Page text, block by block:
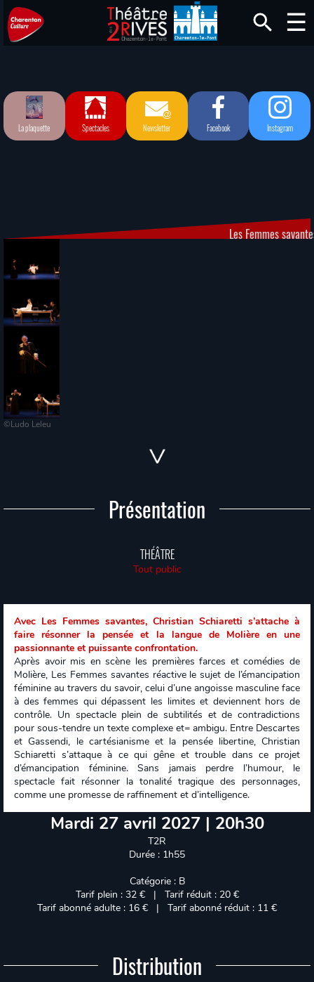
La plaquette Spectacles Newsletter Facebook Instagram
Les Femmes
©Ludo Leleu
Présentation
THÉÂTRE
Tout public
Avec Les Femmes savantes, Christian Schiaretti s’attache à
faire résonner la pensée et la langue de Molière en une
passionnante et puissante confrontation.
Après avoir mis en scène les premières farces et comédies de
Molière, Les Femmes savantes réactive le sujet de l’émancipation
féminine au travers du savoir, celui d’une angoisse masculine face
à des femmes qui dépassent les limites et deviennent hors de
contrôle. Un spectacle plein de subtilités et de contradictions
pour sous-tendre un texte complexe et= ambigu. Entre Descartes
et Gassendi, le cartésianisme et la pensée libertine, Christian
Schiaretti s’attaque à ce qui gêne et trouble dans ce projet
d’émancipation féminine. Sans jamais perdre l’humour, le
spectacle fait résonner la tonalité tragique des personnages,
comme une promesse de raffinement et d’intelligence.
Mardi 27 avril 2027 | 20h30
T2R
Durée : 1h55
Catégorie : B
Tarif plein : 32 € | Tarif réduit : 20 €
Tarif abonné adulte : 16 € | Tarif abonné réduit : 11 €
Distribution